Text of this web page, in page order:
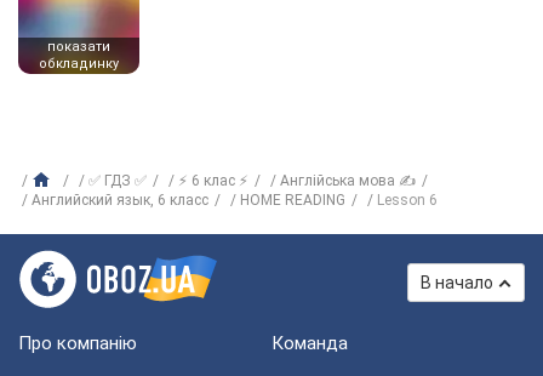
показати
обкладинку
✅ ГДЗ ✅ ⚡ 6 клас ⚡
Англійська мова ✍
Английский язык, 6 класс
HOME READING Lesson 6
В начало
Про компанію Команда